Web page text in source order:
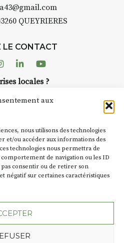
aux
nous utilisons des technologies
et/ou accéder aux informations des
technologies nous permettra de
de navigation ou les ID
consentir ou de retirer son
négatif sur certaines caractéristiques
TURLE Le Fumoir n’est
galerie permanente.
organise
le village. Des artistes et
les granges d’Auzon. Le
est l’un de ces espaces
activités culturelles de
Cité de Caractère. Par
l’installationCochon
s’inscrit comme en
» du festival d’Auzon 2026
vient le nom :Fumoir?
le terme employé dans
de propriété du lieu.
QUEYRIERES
LE CONTACT
Instagram
LinkedinYoutube
locales ?
l'actu de Strada